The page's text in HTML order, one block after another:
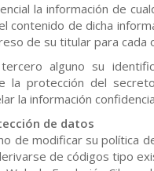
la información de
contenido de dicha
de su titular para cada
alguno su
la protección del
la información
de datos
de modificar su
de códigos tipo